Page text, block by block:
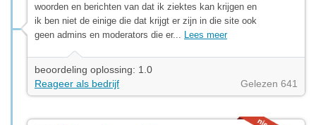
woorden en berichten van dat ik ziektes kan krijgen en
ik ben niet de einige die dat krijgt er zijn in die site ook
geen admins en moderators die er... Lees meer
beoordeling oplossing: 1.0
Reageer als bedrijf
Gelezen 641